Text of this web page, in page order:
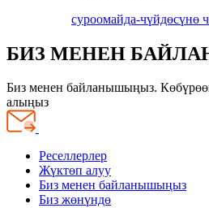
суроомайда-чүйдөсүнө
БИЗ МЕНЕН
Биз менен байланышыңыз.
алыңыз
Реселлерлер
Жүктөп алуу
Биз менен байланышыңыз
Биз жөнүндө